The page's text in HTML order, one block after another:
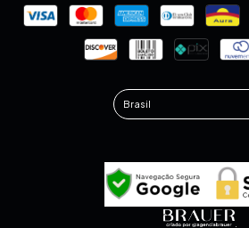
.